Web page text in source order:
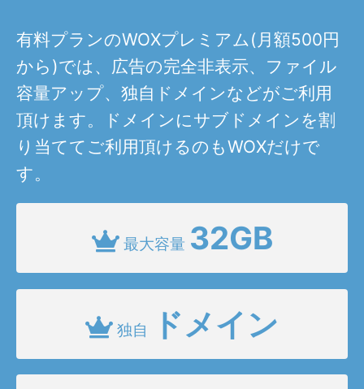
有料プランのWOXプレミアム(月額500円
から)では、広告の完全非表示、ファイル
容量アップ、独自ドメインなどがご利用
頂けます。ドメインにサブドメインを割
り当ててご利用頂けるのもWOXだけで
す。
最大容量 32GB
独自 ドメイン